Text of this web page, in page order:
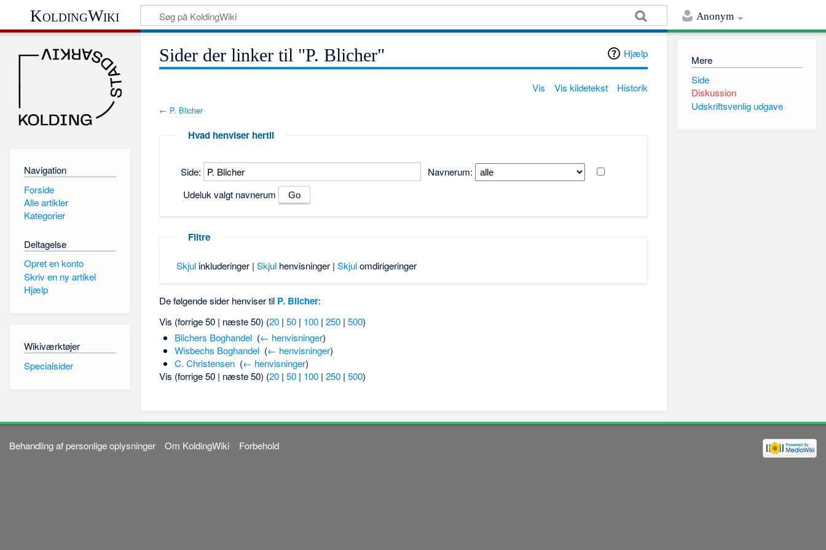
Anonym
KoldingWiki
Hjælp
Sider der linker til "P. Blicher"
Vis Vis kildetekst Historik
← P. Blicher
Hvad henviser hertil
Side:
Navnerum:
Udeluk valgt navnerum
Filtre
Skjulinkluderinger | Skjulhenvisninger | Skjulomdirigeringer
De følgende sider henviser til P. Blicher:
Vis (forrige 50 | næste 50) (20 |50 | 100 |250 |500)
Blichers Boghandel‎ (← henvisninger)
Wisbechs Boghandel‎ (← henvisninger)
C. Christensen‎ (← henvisninger)
Vis (forrige 50 | næste 50) (20 |50 | 100 |250 |500)
Navigation
Forside
Alle artikler
Kategorier
Deltagelse
Opret en konto
Skriv en ny artikel
Hjælp
Wikiværktøjer
Specialsider
Mere
Side
Diskussion
Udskriftsvenlig udgave
Behandling af personlige oplysninger Om KoldingWiki Forbehold